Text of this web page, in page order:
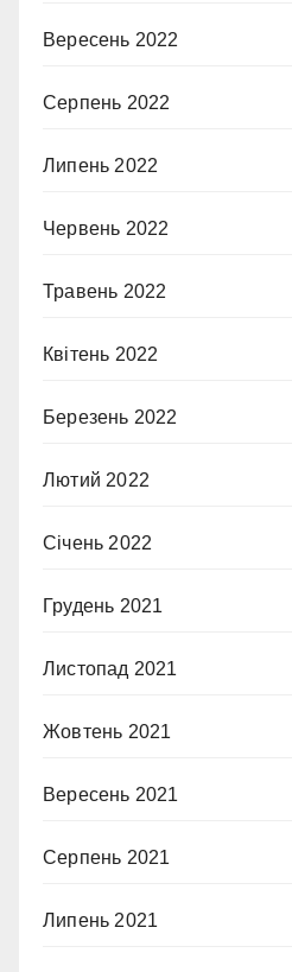
Вересень 2022
Серпень 2022
Липень 2022
Червень 2022
Травень 2022
Квітень 2022
Березень 2022
Лютий 2022
Січень 2022
Грудень 2021
Листопад 2021
Жовтень 2021
Вересень 2021
Серпень 2021
Липень 2021